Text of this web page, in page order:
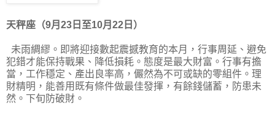
天秤座（9月23日至10月22日）
未雨綢繆。即將迎接數起震撼教育的本月，行事周延、避免
犯錯才能保持戰果、降低損耗。態度是最大財富。行事有擔
當，工作穩定、產出良率高，儼然為不可或缺的零組件。理
財精明，能善用既有條件做最佳發揮，有餘錢儲蓄，防患未
然。下旬防破財。